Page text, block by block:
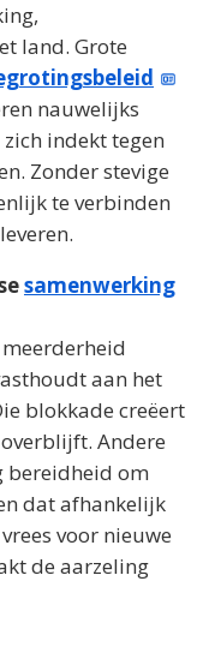
land. Grote
nauwelijks
indekt tegen
Zonder stevige
te verbinden
samenwerking
aan het
blokkade creëert
Andere
bereidheid om
dat afhankelijk
voor nieuwe
de aarzeling